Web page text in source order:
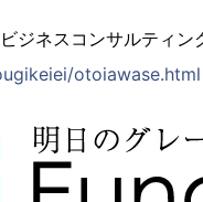
ネスコンサルティン
otoiawase.html